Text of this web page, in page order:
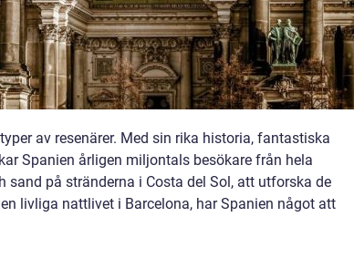
av resenärer. Med sin rika historia, fantastiska
Spanien årligen miljontals besökare från hela
sand på stränderna i Costa del Sol, att utforska de
livliga nattlivet i Barcelona, har Spanien något att